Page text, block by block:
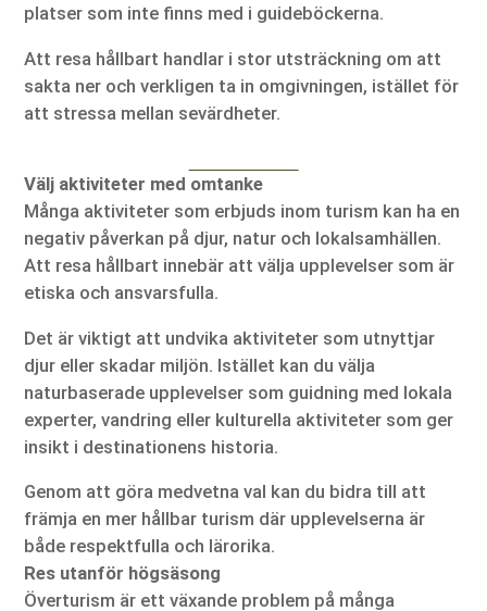
platser som inte finns med i guideböckerna.
Att resa hållbart handlar i stor utsträckning om att
sakta ner och verkligen ta in omgivningen, istället för
att stressa mellan sevärdheter.
Välj aktiviteter med omtanke
Många aktiviteter som erbjuds inom turism kan ha en
negativ påverkan på djur, natur och lokalsamhällen.
Att resa hållbart innebär att välja upplevelser som är
etiska och ansvarsfulla.
Det är viktigt att undvika aktiviteter som utnyttjar
djur eller skadar miljön. Istället kan du välja
naturbaserade upplevelser som guidning med lokala
experter, vandring eller kulturella aktiviteter som ger
insikt i destinationens historia.
Genom att göra medvetna val kan du bidra till att
främja en mer hållbar turism där upplevelserna är
både respektfulla och lärorika.
Res utanför högsäsong
Överturism är ett växande problem på många